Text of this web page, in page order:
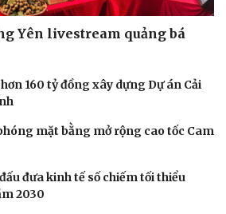
Yên livestream quảng bá
160 tỷ đồng xây dựng Dự án Cải
mặt bằng mở rộng cao tốc Cam
đưa kinh tế số chiếm tối thiểu
2030